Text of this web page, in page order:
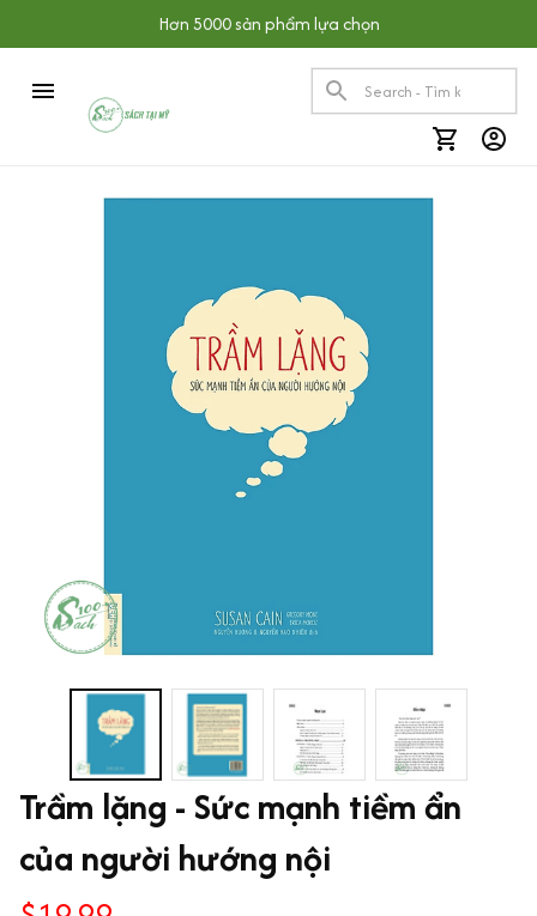
Hơn 5000 sản phẩm lựa chọn
Trầm lặng - Sức mạnh tiềm ẩn
của người hướng nội